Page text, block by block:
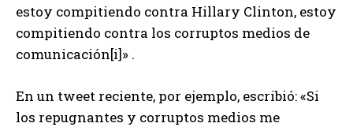
estoy compitiendo contra Hillary Clinton, estoy
compitiendo contra los corruptos medios de
comunicación[i]» .
En un tweet reciente, por ejemplo, escribió: «Si
los repugnantes y corruptos medios me